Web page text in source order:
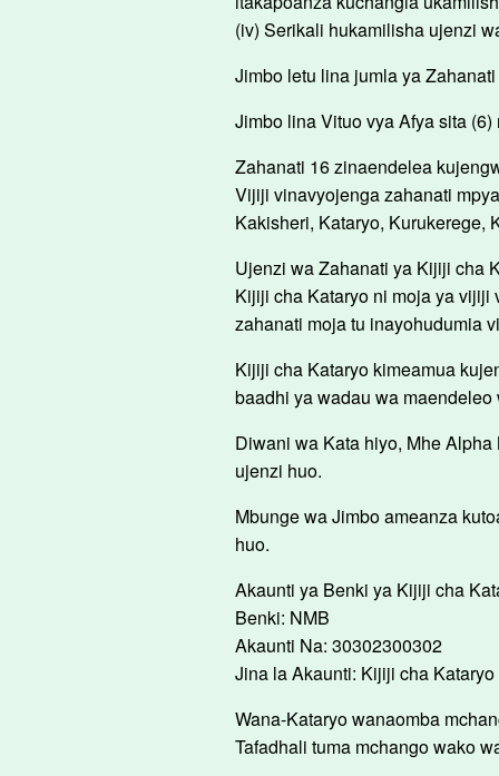
(iv) Serikali hukamilisha ujenzi
Jimbo letu lina jumla ya
Jimbo lina Vituo vya Afya sita
Zahanati 16 zinaendelea
Vijiji vinavyojenga zahanati
Kakisheri, Kataryo, Kurukerege,
Ujenzi wa Zahanati ya Kijiji cha
Kijiji cha Kataryo ni moja ya vijiji
zahanati moja tu inayohudumia
Kijiji cha Kataryo kimeamua
baadhi ya wadau wa
Diwani wa Kata hiyo, Mhe
ujenzi huo.
Mbunge wa Jimbo ameanza
huo.
Akaunti ya Benki ya Kijiji cha
Benki: NMB
Akaunti Na: 30302300302
Jina la Akaunti: Kijiji cha Kataryo
Wana-Kataryo wanaomba
Tafadhali tuma mchango wako